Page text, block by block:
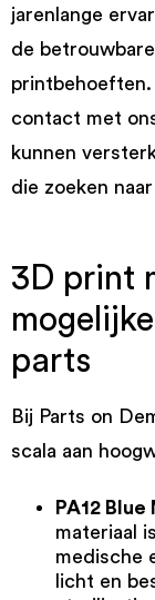
jarenlange
de
printbehoeften.
contact met
kunnen
die zoeken
3D print
parts
Bij Parts on
scala aan
PA12 Blue
materiaal
medische
licht en